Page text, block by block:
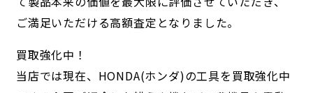
ご満足いただける高額査定となりました。
買取強化中！
当店では現在、HONDA(ホンダ)の工具を買取強化中